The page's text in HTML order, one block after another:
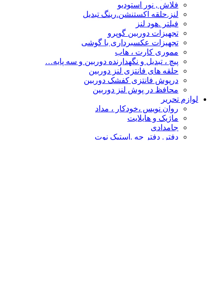
فلاش , نور استودیو
لنز.حلقه اکستنشن.رینگ تبدیل
فیلتر .هود لنز
تجهیزات دوربین گوپرو
تجهیزات عکسبرداری با گوشی
مموری کارت ، هاب
پیچ ، تبدیل و نگهدارنده دوربین و سه پایه…
حلقه های فانتزی لنز دوربین
درپوش فانتزی کفشک دوربین
محافظ در پوش لنز دوربین
لوازم تحریر
روان نویس ،خودکار ، مداد
ماژیک و هایلایت
جامدادی
دفتر. دفتر چه .استیک نوت